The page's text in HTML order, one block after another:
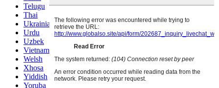
Telugu
Thai
Ukrainian
Urdu
Uzbek
Vietnamese
Welsh
Xhosa
Yiddish
Yoruba